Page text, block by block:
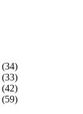
(34)
(33)
(42)
(59)